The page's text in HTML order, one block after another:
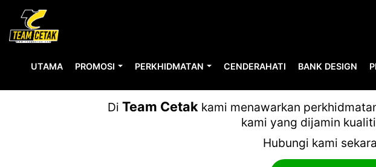
UTAMA PROMOSI PERKHIDMATAN CENDERAHATI BANK DESIGN
Di Team Cetakkami menawarkan
kami yang dijamin
Hubungi kami